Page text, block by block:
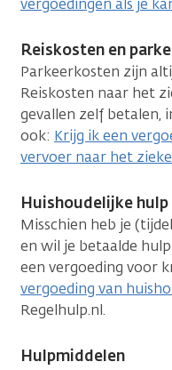
Reiskosten en
Parkeerkosten zijn
Reiskosten naar het
gevallen zelf betalen,
ook: Krijg ik een
vervoer naar het
Huishoudelijke hulp
Misschien heb je
en wil je betaalde
een vergoeding voor
vergoeding van
Regelhulp.nl.
Hulpmiddelen